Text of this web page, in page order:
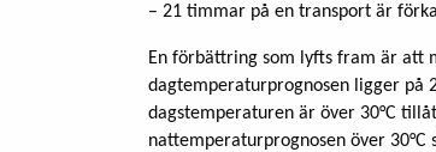
– 21 timmar på en transport är
En förbättring som lyfts fram är att
dagtemperaturprognosen ligger på
dagstemperaturen är över 30°C
nattemperaturprognosen över